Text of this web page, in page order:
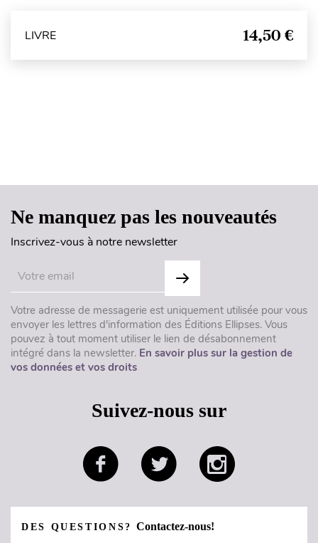
LIVRE 14,50 €
Ne manquez pas les nouveautés
Inscrivez-vous à notre newsletter
Votre adresse de messagerie est uniquement utilisée pour vous
envoyer les lettres d'information des Éditions Ellipses. Vous
pouvez à tout moment utiliser le lien de désabonnement
intégré dans la newsletter. En savoir plus sur la gestion de
vos données et vos droits
Suivez-nous sur
DES QUESTIONS?Contactez-nous!